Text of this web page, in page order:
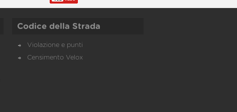
Codice della Strada
Violazione e punti
Censimento Velox